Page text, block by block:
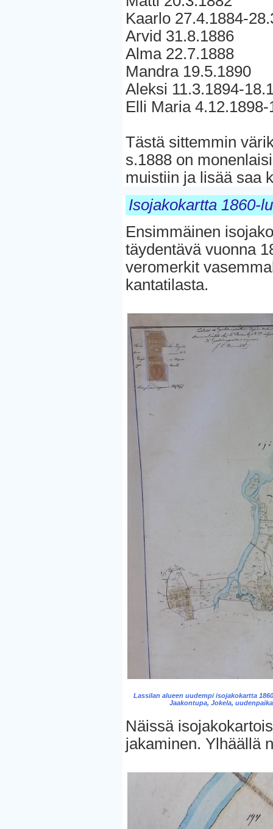
Kaarlo 27.4.1884-
Arvid 31.8.1886
Alma 22.7.1888
Mandra 19.5.1890
Aleksi 11.3.1894-
Elli Maria 4.12.1898-
Tästä sittemmin
s.1888 on
muistiin ja lisää saa
Isojakokartta 1860-
Ensimmäinen
täydentävä vuonna
veromerkit
kantatilasta.
Lassilan alueen uudempi isojakokartta
Jaakontupa, Jokela,
Näissä
jakaminen. Ylhäällä